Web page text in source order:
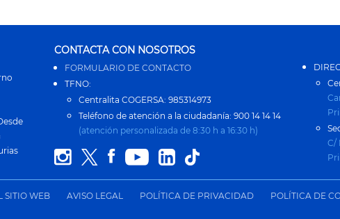
CONTACTA CON NOSOTROS
FORMULARIO DE CONTACTO
TFNO:
Centralita COGERSA: 985314973
Teléfono de atención a la ciudadanía: 900 14 14 14
(atención personalizada de 8:30 h a 16:30 h)
C/
SITIO WEB AVISO LEGAL POLÍTICA DE PRIVACIDAD POLÍTICA DE